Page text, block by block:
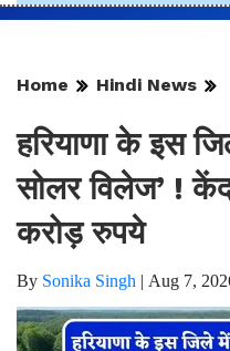
Home Hindi News
हरियाणा के इस
सोलर विलेज’ !
करोड़ रुपये
By Sonika Singh | Aug 7,